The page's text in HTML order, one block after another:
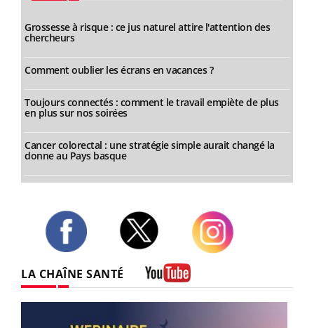
Grossesse à risque : ce jus naturel attire l'attention des
chercheurs
Comment oublier les écrans en vacances ?
Toujours connectés : comment le travail empiète de plus
en plus sur nos soirées
Cancer colorectal : une stratégie simple aurait changé la
donne au Pays basque
LA CHAÎNE SANTÉ